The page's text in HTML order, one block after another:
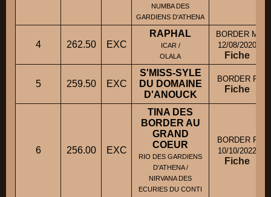
NUMBA DES
GARDIENS D'ATHENA
4 262.50 EXC
RAPHAL
ICAR /
OLALA
BORDER M
12/08/2020
Fiche
5 259.50 EXC
S'MISS-SYLE
DU DOMAINE
D'ANOUCK
BORDER F
Fiche
6 256.00 EXC
TINA DES
BORDER AU
GRAND
COEUR
RIO DES GARDIENS
D'ATHENA /
NIRVANA DES
ECURIES DU CONTI
BORDER F
10/10/2022
Fiche